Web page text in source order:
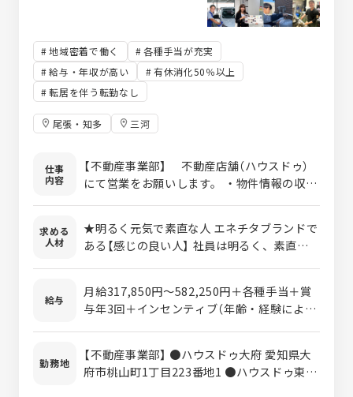
受注後の管理、 客先への納入までを技術担当
る方は、 これまでの経験を活かして活躍出
来ます！
地域密着で働く
各種手当が充実
給与・年収が高い
有休消化50％以上
転居を伴う転勤なし
尾張・知多 三河
仕事
内容
【不動産事業部】 不動産店舗（ハウスドゥ）
にて営業をお願いします。 ・物件情報の収
の接客：来店されたお客様へ希望条件にあっ
た物件を紹介。売却希望のお客様には周辺の
物件情報を参考に査定し、金額提示をしま
す。 ・各種契約手続き：住宅ローンの申し込
みや契約書の取り交わし ※完全反響型で新規
問です。 【リフォーム事業部】 リフォーム店
舗にて営業をお願いします。 ・お客様からの
求める
人材
★明るく元気で素直な人 エネチタブランドで
ある【感じの良い人】 社員は明るく、素直な人
要と考えています。 ★すぐに行動できる人 一
般的な企業に比べ、更にスピード感が重視さ
れています。日々の業務はもちろん、お客様
への対応、業務改善、あらゆる場面でスピー
ド感を求めています。 業務を早く終わらせる
給与
月給317,850円～582,250円＋各種手当＋賞
与年3回＋インセンティブ（年齢・経験によっ
過分は別途支給します。 賞与 年3回（4月・
7月・12月） 昇給 年1回（4月） 平均年収
勤務地
【不動産事業部】 ●ハウスドゥ大府 愛知県大
府市桃山町1丁目223番地1 ●ハウスドゥ東海